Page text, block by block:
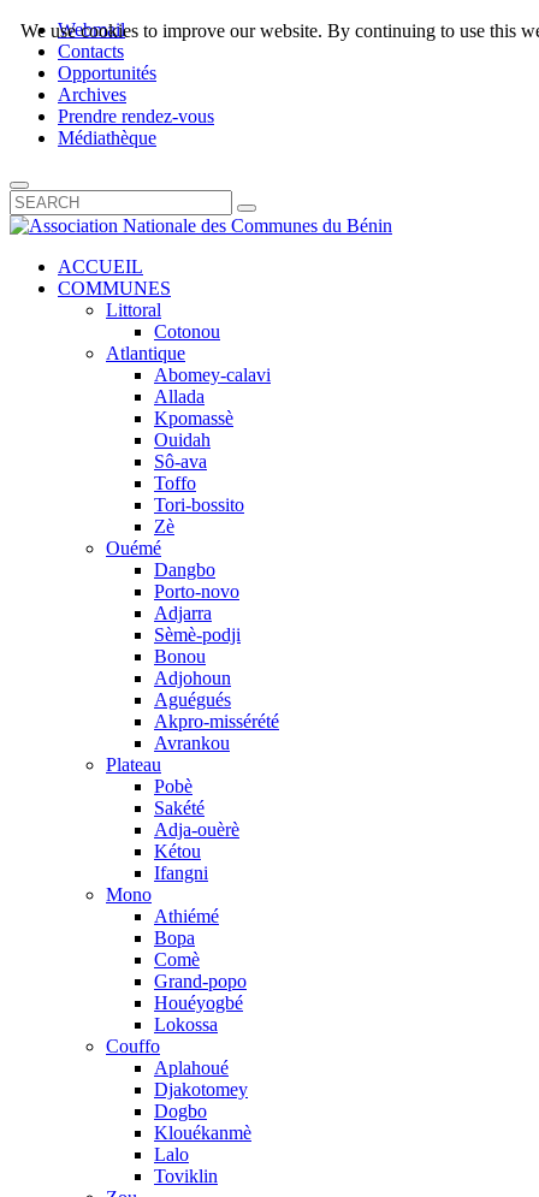
Webmail
Contacts
Opportunités
Archives
Prendre rendez-vous
Médiathèque
ACCUEIL
COMMUNES
Littoral
Cotonou
Atlantique
Abomey-calavi
Allada
Kpomassè
Ouidah
Sô-ava
Toffo
Tori-bossito
Zè
Ouémé
Dangbo
Porto-novo
Adjarra
Sèmè-podji
Bonou
Adjohoun
Aguégués
Akpro-missérété
Avrankou
Plateau
Pobè
Sakété
Adja-ouèrè
Kétou
Ifangni
Mono
Athiémé
Bopa
Comè
Grand-popo
Houéyogbé
Lokossa
Couffo
Aplahoué
Djakotomey
Dogbo
Klouékanmè
Lalo
Toviklin
We use cookies to improve our website. By continuing to use this